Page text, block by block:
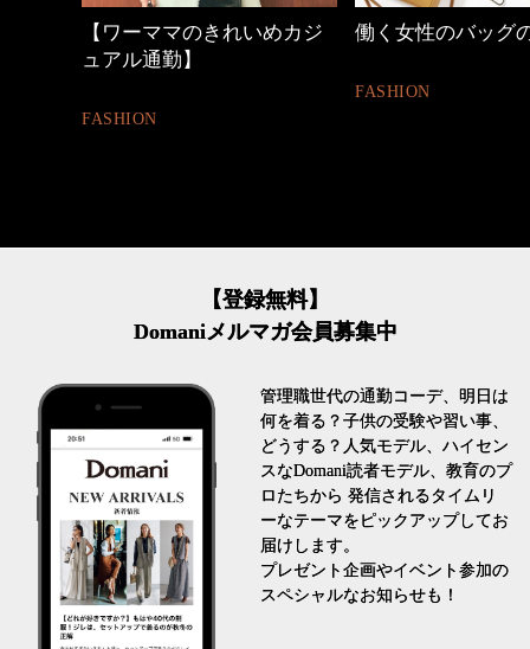
働く女性のバッグの中身
心地よくいられる
【登録無料】
Domaniメルマガ会員募集中
管理職世代の通勤コーデ、明日は
何を着る？子供の受験や習い事、
どうする？人気モデル、ハイセン
スなDomani読者モデル、教育のプ
ロたちから 発信されるタイムリ
ーなテーマをピックアップしてお
届けします。
プレゼント企画やイベント参加の
スペシャルなお知らせも！